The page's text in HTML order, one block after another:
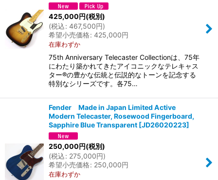
425,000 円(税別)
(税込: 467,500円)
希望小売価格: 425,000円
在庫わずか
75th Anniversary Telecaster Collectionは、75年
にわたり築かれてきたアイコニックなテレキャス
ター®の豊かな伝統と伝説的なトーンを記念する
特別なシリーズです。各75…
Fender Made in Japan Limited Active
Modern Telecaster, Rosewood Fingerboard,
Sapphire Blue Transparent [JD26020223]
250,000円(税別)
(税込: 275,000円)
希望小売価格: 250,000円
在庫わずか